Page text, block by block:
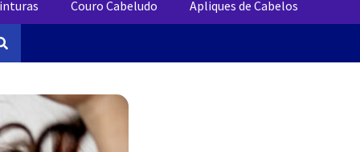
Couro Cabeludo Apliques de Cabelos